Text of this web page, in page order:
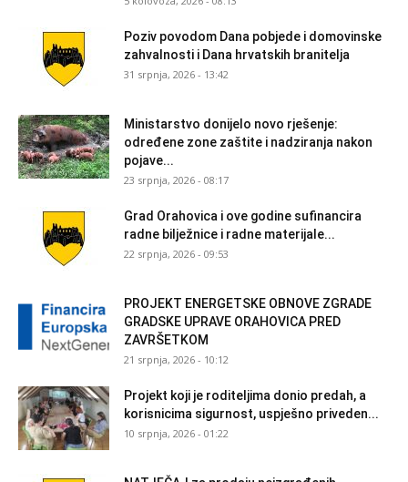
Poziv povodom Dana pobjede i domovinske
zahvalnosti i Dana hrvatskih branitelja
31 srpnja, 2026 - 13:42
Ministarstvo donijelo novo rješenje:
određene zone zaštite i nadziranja nakon
pojave...
23 srpnja, 2026 - 08:17
Grad Orahovica i ove godine sufinancira
radne bilježnice i radne materijale...
22 srpnja, 2026 - 09:53
PROJEKT ENERGETSKE OBNOVE ZGRADE
GRADSKE UPRAVE ORAHOVICA PRED
ZAVRŠETKOM
21 srpnja, 2026 - 10:12
Projekt koji je roditeljima donio predah, a
korisnicima sigurnost, uspješno priveden...
10 srpnja, 2026 - 01:22